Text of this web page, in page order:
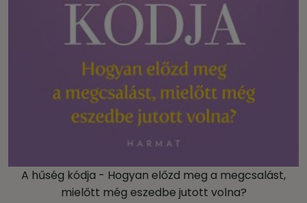
A hűség kódja - Hogyan előzd meg a megcsalást,
mielőtt még eszedbe jutott volna?